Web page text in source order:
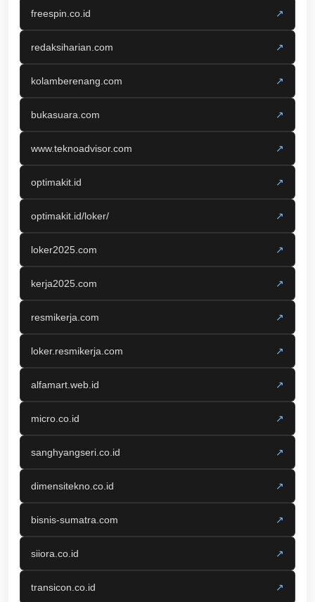
freespin.co.id ↗
redaksiharian.com ↗
kolamberenang.com ↗
bukasuara.com ↗
www.teknoadvisor.com ↗
optimakit.id ↗
optimakit.id/loker/ ↗
loker2025.com ↗
kerja2025.com ↗
resmikerja.com ↗
loker.resmikerja.com ↗
alfamart.web.id ↗
micro.co.id ↗
sanghyangseri.co.id ↗
dimensitekno.co.id ↗
bisnis-sumatra.com ↗
siiora.co.id ↗
transicon.co.id ↗